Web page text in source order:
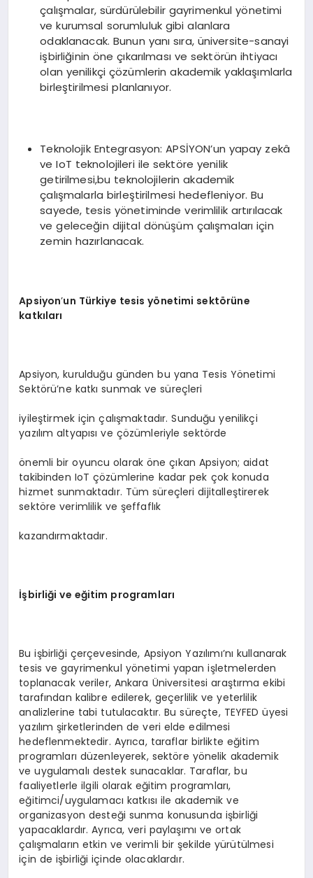
çalışmalar, sürdürülebilir gayrimenkul yönetimi
ve kurumsal sorumluluk gibi alanlara
odaklanacak. Bunun yanı sıra, üniversite-sanayi
işbirliğinin öne çıkarılması ve sektörün ihtiyacı
olan yenilikçi çözümlerin akademik yaklaşımlarla
birleştirilmesi planlanıyor.
Teknolojik Entegrasyon: APSİYON’un yapay zekâ
ve IoT teknolojileri ile sektöre yenilik
getirilmesi,bu teknolojilerin akademik
çalışmalarla birleştirilmesi hedefleniyor. Bu
sayede, tesis yönetiminde verimlilik artırılacak
ve geleceğin dijital dönüşüm çalışmaları için
zemin hazırlanacak.
Apsiyon’un Türkiye tesis yönetimi sektörüne
katkıları
Apsiyon, kurulduğu günden bu yana Tesis Yönetimi
Sektörü’ne katkı sunmak ve süreçleri
iyileştirmek için çalışmaktadır. Sunduğu yenilikçi
yazılım altyapısı ve çözümleriyle sektörde
önemli bir oyuncu olarak öne çıkan Apsiyon; aidat
takibinden IoT çözümlerine kadar pek çok konuda
hizmet sunmaktadır. Tüm süreçleri dijitalleştirerek
sektöre verimlilik ve şeffaflık
kazandırmaktadır.
İşbirliği ve eğitim programları
Bu işbirliği çerçevesinde, Apsiyon Yazılımı’nı kullanarak
tesis ve gayrimenkul yönetimi yapan işletmelerden
toplanacak veriler, Ankara Üniversitesi araştırma ekibi
tarafından kalibre edilerek, geçerlilik ve yeterlilik
analizlerine tabi tutulacaktır. Bu süreçte, TEYFED üyesi
yazılım şirketlerinden de veri elde edilmesi
hedeflenmektedir. Ayrıca, taraflar birlikte eğitim
programları düzenleyerek, sektöre yönelik akademik
ve uygulamalı destek sunacaklar. Taraflar, bu
faaliyetlerle ilgili olarak eğitim programları,
eğitimci/uygulamacı katkısı ile akademik ve
organizasyon desteği sunma konusunda işbirliği
yapacaklardır. Ayrıca, veri paylaşımı ve ortak
çalışmaların etkin ve verimli bir şekilde yürütülmesi
için de işbirliği içinde olacaklardır.